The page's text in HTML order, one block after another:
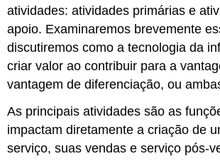
atividades: atividades primárias e
apoio. Examinaremos brevemente
discutiremos como a tecnologia da
criar valor ao contribuir para a
vantagem de diferenciação, ou
As principais atividades são as
impactam diretamente a criação de
serviço, suas vendas e serviço pós-